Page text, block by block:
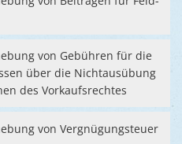
von Gebühren für die
über die Nichtausübung
des Vorkaufsrechtes
von Vergnügungsteuer